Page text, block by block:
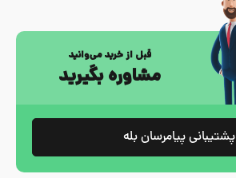
قبل از خرید می‌وانید
مشاوره بگیرید
پشتیبانی پیامرسان بله